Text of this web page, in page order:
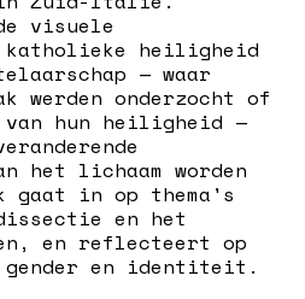
visuele
katholieke heiligheid
— waar
werden onderzocht of
hun heiligheid —
het lichaam worden
gaat in op thema's
en het
en reflecteert op
gender en identiteit.